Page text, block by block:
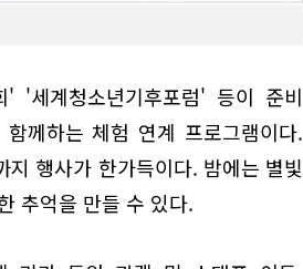
'세계청소년기후포럼' 등이 준비
께하는 체험 연계 프로그램이다.
행사가 한가득이다. 밤에는 별빛
추억을 만들 수 있다.